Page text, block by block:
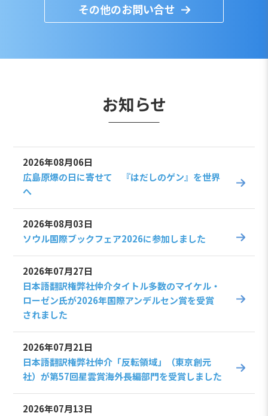
その他のお問い合せ
お知らせ
2026年08月06日
広島原爆の日に寄せて 『はだしのゲン』を世界
へ
2026年08月03日
ソウル国際ブックフェア2026に参加しました
2026年07月27日
日本語翻訳権弊社仲介タイトル多数のマイケル・
ローゼン氏が2026年国際アンデルセン賞を受賞
されました
2026年07月21日
日本語翻訳権弊社仲介「反転領域」（東京創元
社）が第57回星雲賞海外長編部門を受賞しました
2026年07月13日